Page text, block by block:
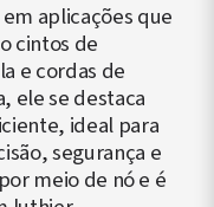
aplicações que
cintos de
e cordas de
ele se destaca
ideal para
segurança e
meio de nó e é